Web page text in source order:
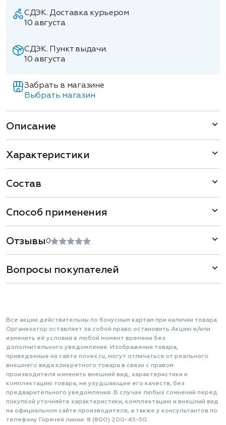
СДЭК. Доставка курьером
10 августа
СДЭК. Пункт выдачи.
10 августа
Забрать в магазине
Выбрать магазин
Описание
Характеристики
Состав
Способ применения
Отзывы 0
Вопросы покупателей
Все акции действительны по бонусным картам при наличии товара.
Организатор оставляет за собой право остановить Акцию и/или
изменить её условия в любой момент времени без
дополнительного уведомления. Изображения товара,
приведенные на сайте novex.ru, могут отличаться от реального
внешнего вида конкретного товара в связи с правом
производителя изменять внешний вид, характеристики и
комплектацию товара, не ухудшающие его качеств, без
предварительного уведомления. В случае любых сомнений перед
покупкой уточняйте характеристики, комплектацию и внешний вид
на официальном сайте производителя, а также у консультантов по
телефону Горячей линии: 8 (800) 200-45-50.